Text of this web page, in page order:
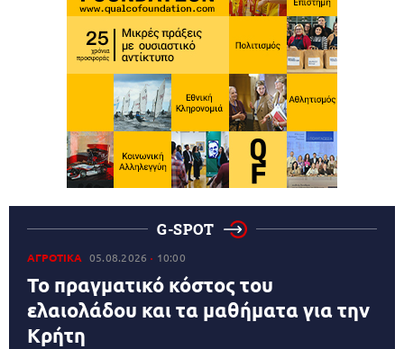
G-SPOT
ΑΓΡΟΤΙΚΑ 05.08.2026 10:00
Το πραγματικό κόστος του
ελαιολάδου και τα μαθήματα για την
Κρήτη